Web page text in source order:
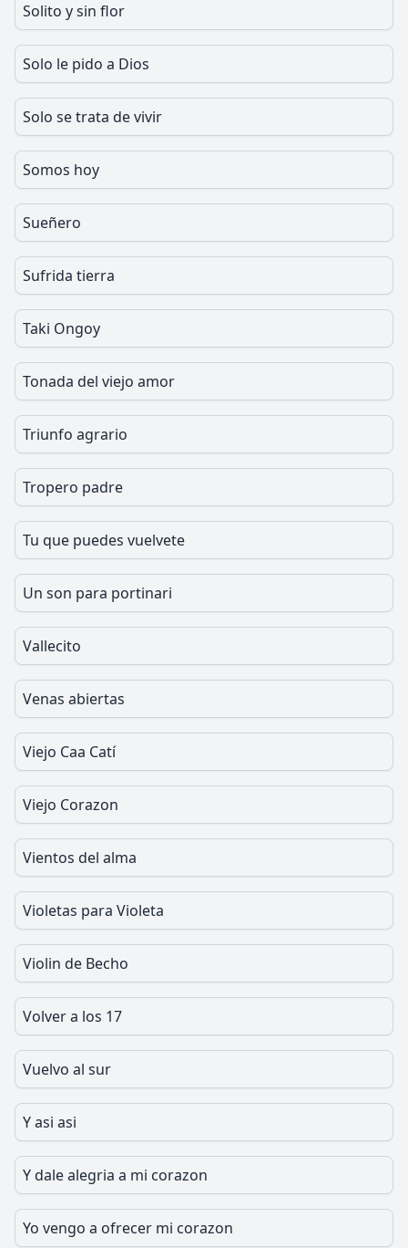
Solito y sin flor
Solo le pido a Dios
Solo se trata de vivir
Somos hoy
Sueñero
Sufrida tierra
Taki Ongoy
Tonada del viejo amor
Triunfo agrario
Tropero padre
Tu que puedes vuelvete
Un son para portinari
Vallecito
Venas abiertas
Viejo Caa Catí
Viejo Corazon
Vientos del alma
Violetas para Violeta
Violin de Becho
Volver a los 17
Vuelvo al sur
Y asi asi
Y dale alegria a mi corazon
Yo vengo a ofrecer mi corazon